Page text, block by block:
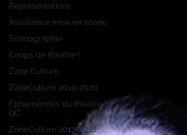
Représentations
Assistance mise en scène
Scénographie
Coups de théâtre !
Zone Culture
ZoneCulture 2019-2020
Éphémérides du théâtre
QC
ZoneCulture 2017-2018